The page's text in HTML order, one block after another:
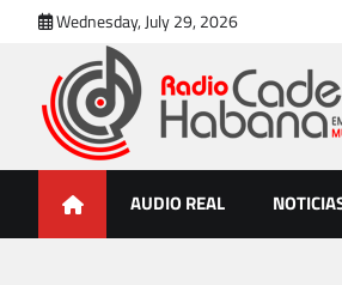
content
Wednesday, July 29, 2026
Radio Cadena
AUDIO REAL